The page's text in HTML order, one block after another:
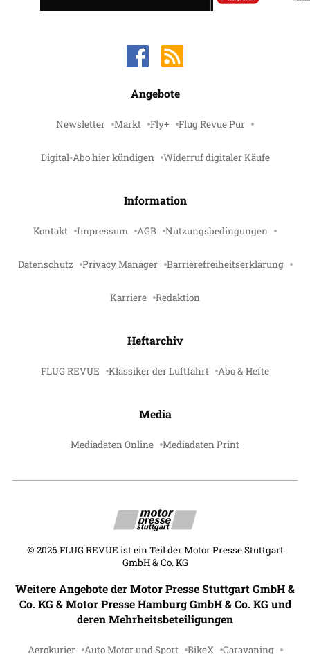
Angebote
Newsletter Markt Fly+ Flug Revue Pur
Digital-Abo hier kündigen Widerruf digitaler Käufe
Information
Kontakt Impressum AGB Nutzungsbedingungen
Datenschutz Privacy Manager Barrierefreiheitserklärung
Karriere Redaktion
Heftarchiv
FLUG REVUE Klassiker der Luftfahrt Abo & Hefte
Media
Mediadaten Online Mediadaten Print
© 2026 FLUG REVUE ist ein Teil der Motor Presse Stuttgart
GmbH & Co. KG
Weitere Angebote der Motor Presse Stuttgart GmbH &
Co. KG & Motor Presse Hamburg GmbH & Co. KG und
deren Mehrheitsbeteiligungen
Aerokurier Auto Motor und Sport BikeX Caravaning